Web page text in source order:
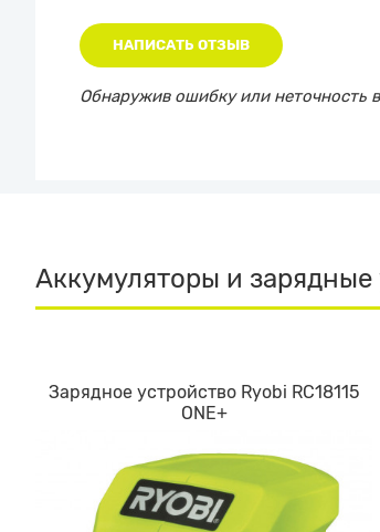
НАПИСАТЬ ОТЗЫВ
Обнаружив ошибку или неточность
Аккумуляторы и зарядные
Зарядное устройство Ryobi RC18115
ONE+